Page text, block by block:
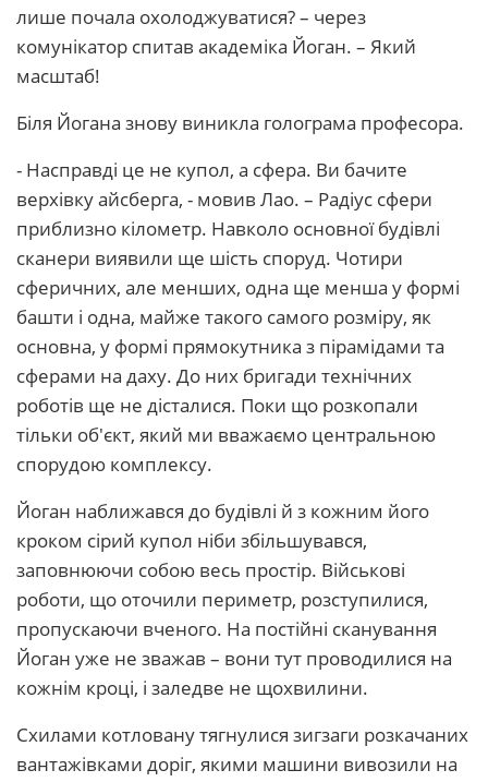
лише почала охолоджуватися? – через
комунікатор спитав академіка Йоган. – Який
масштаб!
Біля Йогана знову виникла голограма професора.
- Насправді це не купол, а сфера. Ви бачите
верхівку айсберга, - мовив Лао. – Радіус сфери
приблизно кілометр. Навколо основної будівлі
сканери виявили ще шість споруд. Чотири
сферичних, але менших, одна ще менша у формі
башти і одна, майже такого самого розміру, як
основна, у формі прямокутника з пірамідами та
сферами на даху. До них бригади технічних
роботів ще не дісталися. Поки що розкопали
тільки об'єкт, який ми вважаємо центральною
спорудою комплексу.
Йоган наближався до будівлі й з кожним його
кроком сірий купол ніби збільшувався,
заповнюючи собою весь простір. Військові
роботи, що оточили периметр, розступилися,
пропускаючи вченого. На постійні сканування
Йоган уже не зважав – вони тут проводилися на
кожнім кроці, і заледве не щохвилини.
Схилами котловану тягнулися зигзаги розкачаних
вантажівками доріг, якими машини вивозили на